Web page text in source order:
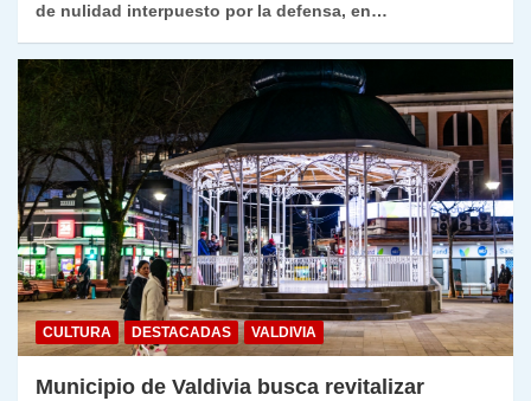
de nulidad interpuesto por la defensa, en…
CULTURA DESTACADAS VALDIVIA
Municipio de Valdivia busca revitalizar